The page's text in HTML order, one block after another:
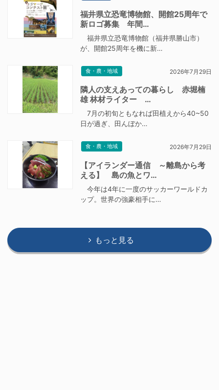
福井県立恐竜博物館、開館25周年で
新ロゴ募集 年間…
福井県立恐竜博物館（福井県勝山市）
が、開館25周年を機に新…
食・農・地域 2026年7月29日
隣人の支えあっての暮らし 赤堀楠
雄 林材ライター …
7月の初旬ともなれば田植えから40~50
日が過ぎ、田んぼか…
食・農・地域 2026年7月29日
【アイランダー通信 ～離島から考
える】 島の魚とワ…
今年は4年に一度のサッカーワールドカ
ップ。世界の強豪相手に…
もっと見る